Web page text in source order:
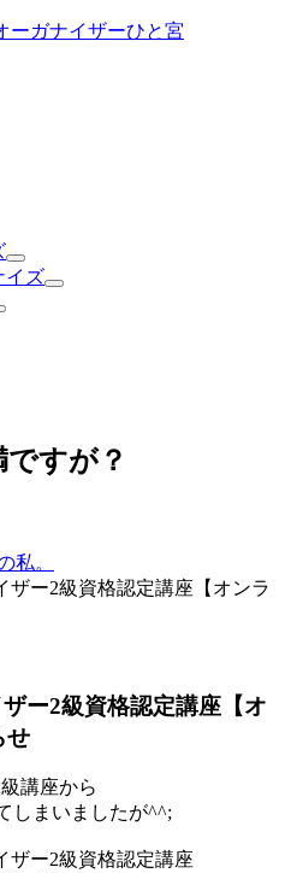
イズ
すが？
私。
ザー2級資格認定講座【オンラ
ー2級資格認定講座【オ
せ
講座から
しまいましたが^^;
ザー2級資格認定講座